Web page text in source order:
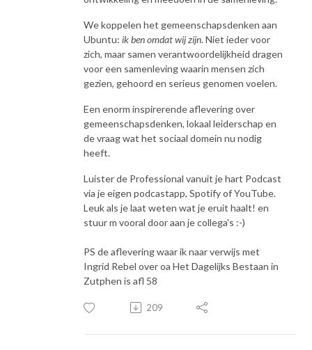
We koppelen het gemeenschapsdenken aan
Ubuntu: ik ben omdat wij zijn. Niet ieder voor
zich, maar samen verantwoordelijkheid dragen
voor een samenleving waarin mensen zich
gezien, gehoord en serieus genomen voelen.
Een enorm inspirerende aflevering over
gemeenschapsdenken, lokaal leiderschap en
de vraag wat het sociaal domein nu nodig
heeft.
Luister de Professional vanuit je hart Podcast
via je eigen podcastapp, Spotify of YouTube.
Leuk als je laat weten wat je eruit haalt! en
stuur m vooral door aan je collega's :-)
PS de aflevering waar ik naar verwijs met
Ingrid Rebel over oa Het Dagelijks Bestaan in
Zutphen is afl 58
209